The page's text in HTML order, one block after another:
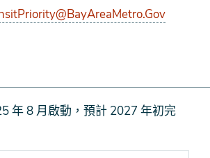
年 8 月啟動，預計 2027 年初完